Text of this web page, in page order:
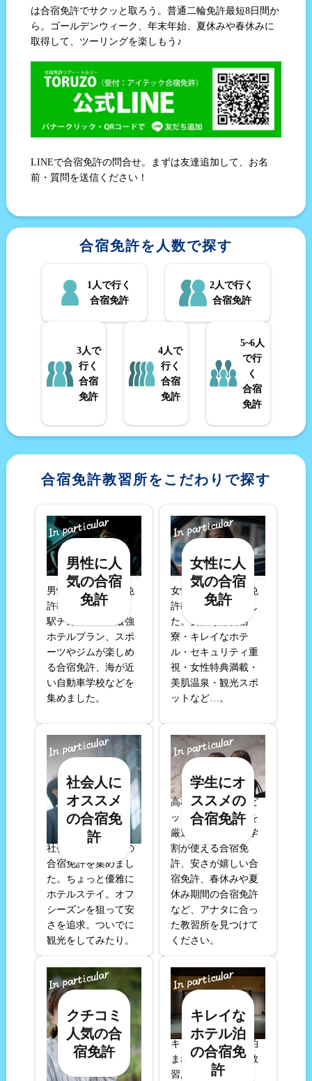
は合宿免許でサクッと取ろう。普通二輪免許最短8日間か
ら。ゴールデンウィーク、年末年始、夏休みや春休みに
取得して、ツーリングを楽しもう♪
LINEで合宿免許の問合せ。まずは友達追加して、お名
前・質問を送信ください！
合宿免許を人数で探す
1人で行く
合宿免許
2人で行く
合宿免許
3人で
行く
合宿
免許
4人で
行く
合宿
免許
5~6人
で行
く
合宿
免許
合宿免許教習所をこだわりで探す
男性に人
気の合宿
免許
男性に人気の合宿免
許教習所はコチラ！
駅チカのコスパ最強
ホテルプラン、スポ
ーツやジムが楽しめ
る合宿免許、海が近
い自動車学校などを
集めました。
女性に人
気の合宿
免許
女性に人気の合宿免
許教習所を集めまし
た。女性専用合宿
寮・キレイなホテ
ル・セキュリティ重
視・女性特典満載・
美肌温泉・観光スポ
ットなど…。
社会人に
オススメ
の合宿免
許
社会人におすすめの
合宿免許を集めまし
た。ちょっと優雅に
ホテルステイ。オフ
シーズンを狙って安
さを追求。ついでに
観光をしてみたり。
学生にオ
ススメの
合宿免許
高校生や大学生にピ
ッタリの合宿免許を
厳選してご案内。学
割が使える合宿免
許、安さが嬉しい合
宿免許、春休みや夏
休み期間の合宿免許
など、アナタに合っ
た教習所を見つけて
ください。
クチコミ
人気の合
宿免許
キレイな
ホテル泊
の合宿免
許
キレイなホテルに泊
まれる合宿免許の教
習所を集めました。